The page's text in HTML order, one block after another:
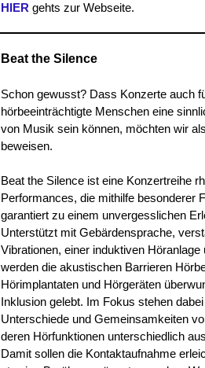
HIER gehts zur Webseite.
Beat the Silence
Schon gewusst? Dass Konzerte auch
hörbeeinträchtigte Menschen eine
von Musik sein können, möchten wir
beweisen.
Beat the Silence ist eine Konzertreihe
Performances, die mithilfe besonderer
garantiert zu einem unvergesslichen
Unterstützt mit Gebärdensprache,
Vibrationen, einer induktiven Höranlage
werden die akustischen Barrieren
Hörimplantaten und Hörgeräten
Inklusion gelebt. Im Fokus stehen
Unterschiede und Gemeinsamkeiten
deren Hörfunktionen unterschiedlich
Damit sollen die Kontaktaufnahme